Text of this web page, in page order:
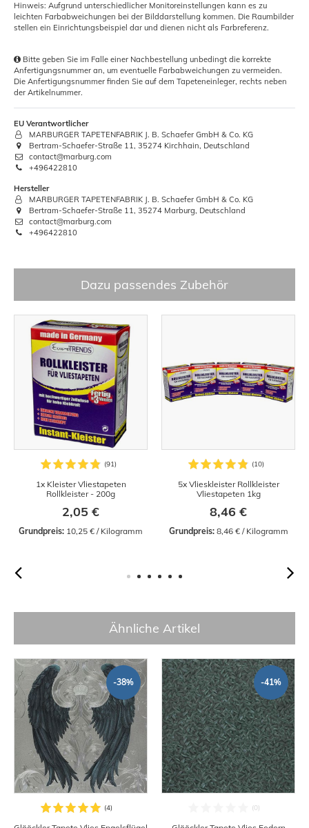
Hinweis: Aufgrund unterschiedlicher Monitoreinstellungen kann es zu
leichten Farbabweichungen bei der Bilddarstellung kommen. Die Raumbilder
stellen ein Einrichtungsbeispiel dar und dienen nicht als Farbreferenz.
Bitte geben Sie im Falle einer Nachbestellung unbedingt die korrekte
Anfertigungsnummer an, um eventuelle Farbabweichungen zu vermeiden.
Die Anfertigungsnummer finden Sie auf dem Tapeteneinleger, rechts neben
der Artikelnummer.
EU Verantwortlicher
MARBURGER TAPETENFABRIK J. B. Schaefer GmbH & Co. KG
Bertram-Schaefer-Straße 11, 35274 Kirchhain, Deutschland
contact@marburg.com
+496422810
Hersteller
MARBURGER TAPETENFABRIK J. B. Schaefer GmbH & Co. KG
Bertram-Schaefer-Straße 11, 35274 Marburg, Deutschland
contact@marburg.com
+496422810
Dazu passendes Zubehör
1x Kleister Vliestapeten
Rollkleister - 200g
2,05 €
Grundpreis: 10,25 € / Kilogramm
5x Vlieskleister Rollkleister
Vliestapeten 1kg
8,46 €
Grundpreis: 8,46 € / Kilogramm
Ähnliche Artikel
-38% -41%